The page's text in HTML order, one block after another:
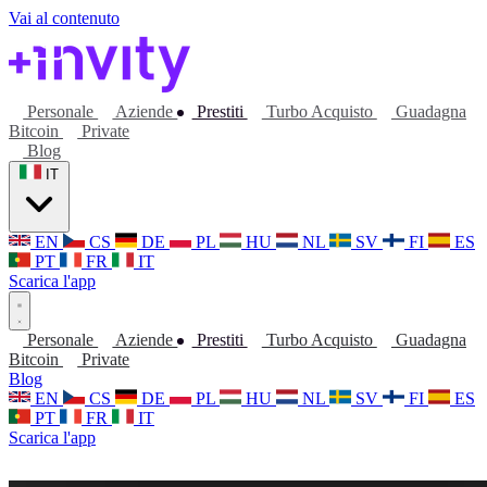
Vai al contenuto
Personale Aziende Prestiti Turbo Acquisto
Guadagna
Bitcoin
Private
Blog
EN CS DE PL HU NL SV FI
ES
PT
FR
IT
Scarica l'app
Personale Aziende Prestiti Turbo Acquisto
Guadagna
Bitcoin
Private
Blog
EN
CS DE PL HU NL SV FI
ES
PT
FR
IT
Scarica l'app